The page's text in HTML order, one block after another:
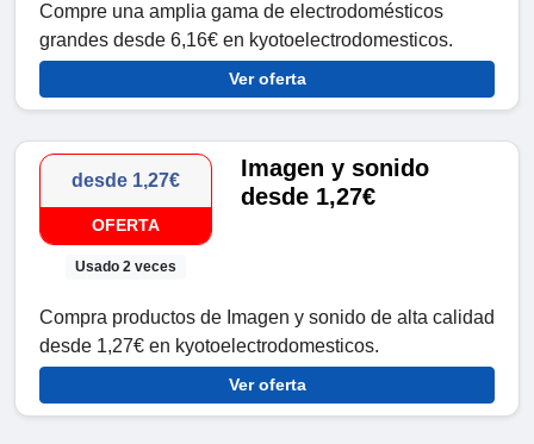
Compre una amplia gama de electrodomésticos
grandes desde 6,16€ en kyotoelectrodomesticos.
Ver oferta
desde 1,27€
OFERTA
Usado 2 veces
Imagen y sonido
desde 1,27€
Compra productos de Imagen y sonido de alta calidad
desde 1,27€ en kyotoelectrodomesticos.
Ver oferta